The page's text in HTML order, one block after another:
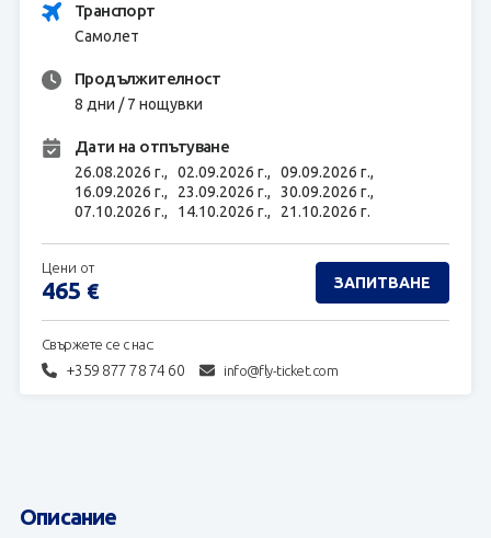
Транспорт
Самолет
Продължителност
8 дни / 7 нощувки
Дати на отпътуване
26.08.2026 г., 02.09.2026 г., 09.09.2026 г.,
16.09.2026 г., 23.09.2026 г., 30.09.2026 г.,
07.10.2026 г., 14.10.2026 г., 21.10.2026 г.
Свържете се с нас:
+359 877 78 74 60 info@fly-ticket.com
Цени от
465 € ЗАПИТВАНЕ
Описание